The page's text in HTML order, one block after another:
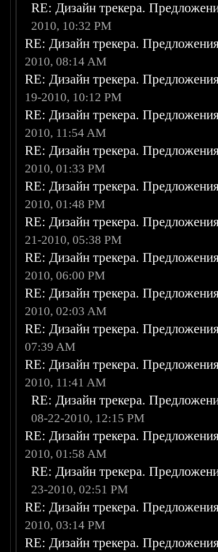
RE: Дизайн трекера.
2010, 10:32 PM
RE: Дизайн трекера.
2010, 08:14 AM
RE: Дизайн трекера.
19-2010, 10:12 PM
RE: Дизайн трекера.
2010, 11:54 AM
RE: Дизайн трекера.
2010, 01:33 PM
RE: Дизайн трекера.
2010, 01:48 PM
RE: Дизайн трекера.
21-2010, 05:38 PM
RE: Дизайн трекера.
2010, 06:00 PM
RE: Дизайн трекера.
2010, 02:03 AM
RE: Дизайн трекера.
07:39 AM
RE: Дизайн трекера.
2010, 11:41 AM
RE: Дизайн трекера.
08-22-2010, 12:15 PM
RE: Дизайн трекера.
2010, 01:58 AM
RE: Дизайн трекера.
23-2010, 02:51 PM
RE: Дизайн трекера.
2010, 03:14 PM
RE: Дизайн трекера.